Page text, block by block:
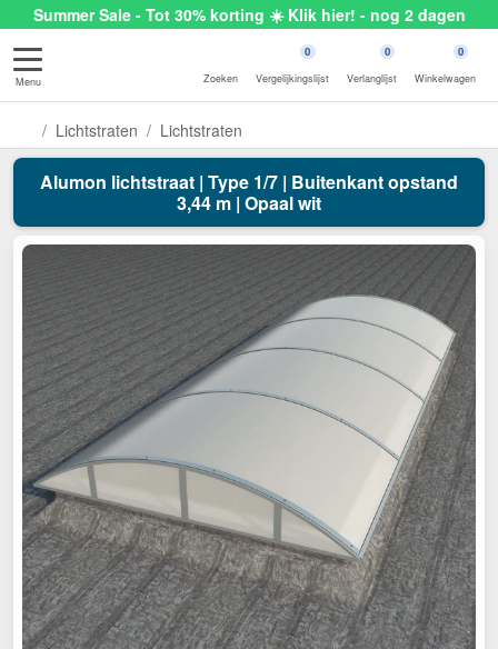
Summer Sale - Tot 30% korting ☀️ Klik hier! - nog 2 dagen
Menu Zoeken
0
Vergelijkingslijst
0
Verlanglijst
0
Winkelwagen
Lichtstraten Lichtstraten
Alumon lichtstraat | Type 1/7 | Buitenkant opstand
3,44 m | Opaal wit